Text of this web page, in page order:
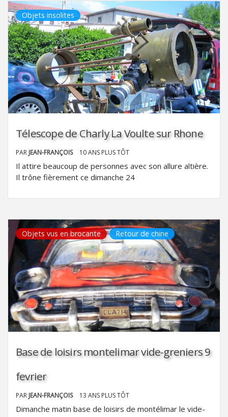
Objets insolites
Télescope de Charly La Voulte sur Rhone
PAR JEAN-FRANÇOIS 10 ANS PLUS TÔT
Il attire beaucoup de personnes avec son allure altière.
Il trône fièrement ce dimanche 24
Objets vus en brocante Retour de chine
Base de loisirs montelimar vide-greniers 9
fevrier
PAR JEAN-FRANÇOIS 13 ANS PLUS TÔT
Dimanche matin base de loisirs de montélimar le vide-